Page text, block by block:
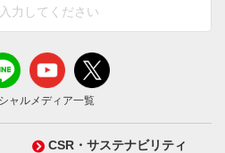
ャルメディア一覧
CSR・サステナビリティ